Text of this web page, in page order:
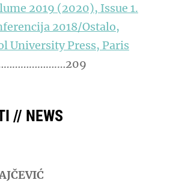
2019 (2020), Issue 1.
2018/Ostalo,
University Press, Paris
// NEWS